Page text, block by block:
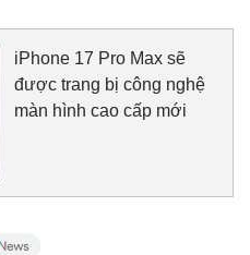
iPhone 17 Pro Max sẽ
được trang bị công nghệ
màn hình cao cấp mới